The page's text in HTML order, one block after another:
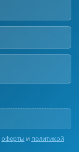
оферты и политикой